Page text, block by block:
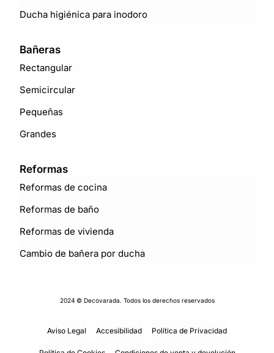
Ducha higiénica para inodoro
Bañeras
Rectangular
Semicircular
Pequeñas
Grandes
Reformas
Reformas de cocina
Reformas de baño
Reformas de vivienda
Cambio de bañera por ducha
Aviso Legal Accesibilidad Política de Privacidad
2024 © Decovarada. Todos los derechos reservados